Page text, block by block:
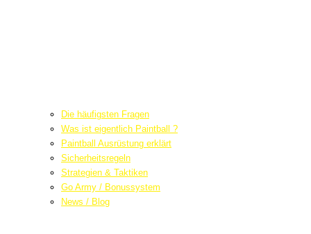
Die häufigsten Fragen
Was ist eigentlich Paintball ?
Paintball Ausrüstung erklärt
Sicherheitsregeln
Strategien & Taktiken
Go Army / Bonussystem
News / Blog